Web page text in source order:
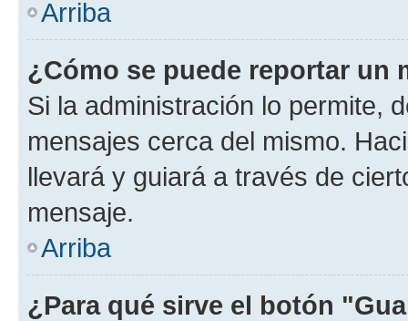
Arriba
¿Cómo se puede reportar un
Si la administración lo permite,
mensajes cerca del mismo.
llevará y guiará a través de
mensaje.
Arriba
¿Para qué sirve el botón